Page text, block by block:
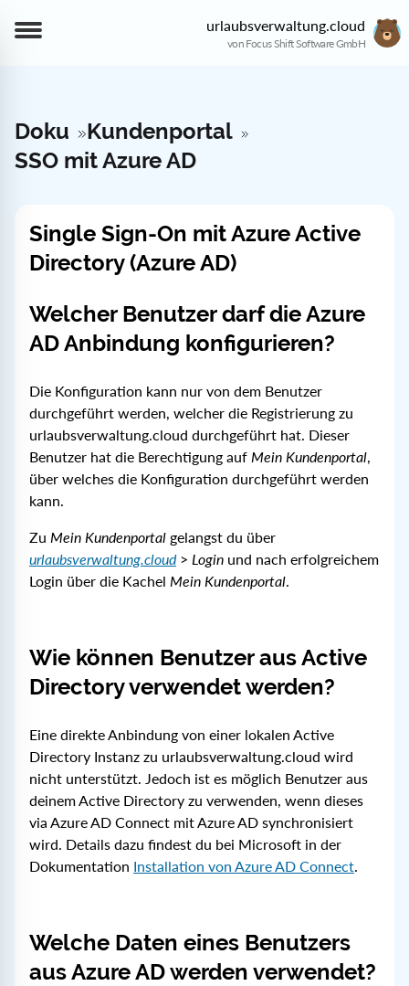
urlaubsverwaltung.cloud
von Focus Shift Software GmbH
Doku
Kundenportal
SSO mit Azure AD
Single Sign-On mit Azure Active
Directory (Azure AD)
Welcher Benutzer darf die Azure
AD Anbindung konfigurieren?
Die Konfiguration kann nur von dem Benutzer
durchgeführt werden, welcher die Registrierung zu
urlaubsverwaltung.cloud durchgeführt hat. Dieser
Benutzer hat die Berechtigung auf Mein Kundenportal,
über welches die Konfiguration durchgeführt werden
kann.
Zu Mein Kundenportal gelangst du über
urlaubsverwaltung.cloud> Login und nach erfolgreichem
Login über die Kachel Mein Kundenportal.
Wie können Benutzer aus Active
Directory verwendet werden?
Eine direkte Anbindung von einer lokalen Active
Directory Instanz zu urlaubsverwaltung.cloud wird
nicht unterstützt. Jedoch ist es möglich Benutzer aus
deinem Active Directory zu verwenden, wenn dieses
via Azure AD Connect mit Azure AD synchronisiert
wird. Details dazu findest du bei Microsoft in der
Dokumentation Installation von Azure AD Connect.
Welche Daten eines Benutzers
aus Azure AD werden verwendet?